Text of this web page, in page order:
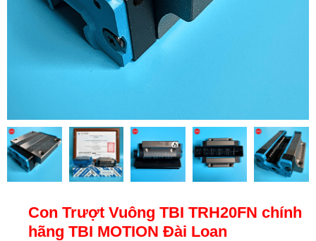
Con Trượt Vuông TBI TRH20FN chính
hãng TBI MOTION Đài Loan